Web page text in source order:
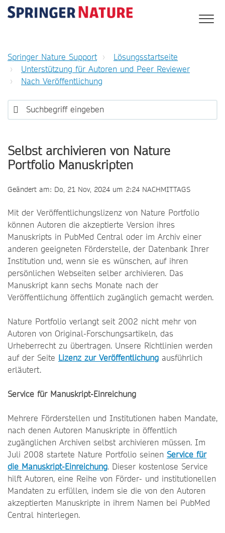
Springer Nature Support
Lösungsstartseite
Unterstützung für Autoren und Peer Reviewer
Nach Veröffentlichung
Selbst archivieren von Nature
Portfolio Manuskripten
Geändert am: Do, 21 Nov, 2024 um 2:24 NACHMITTAGS
Mit der Veröffentlichungslizenz von Nature Portfolio
können Autoren die akzeptierte Version ihres
Manuskripts in PubMed Central oder im Archiv einer
anderen geeigneten Förderstelle, der Datenbank Ihrer
Institution und, wenn sie es wünschen, auf ihren
persönlichen Webseiten selber archivieren. Das
Manuskript kann sechs Monate nach der
Veröffentlichung öffentlich zugänglich gemacht werden.
Nature Portfolio verlangt seit 2002 nicht mehr von
Autoren von Original-Forschungsartikeln, das
Urheberrecht zu übertragen. Unsere Richtlinien werden
auf der Seite Lizenz zur Veröffentlichung ausführlich
erläutert.
Service für Manuskript-Einreichung
Mehrere Förderstellen und Institutionen haben Mandate,
nach denen Autoren Manuskripte in öffentlich
zugänglichen Archiven selbst archivieren müssen. Im
Juli 2008 startete Nature Portfolio seinen Service für
die Manuskript-Einreichung. Dieser kostenlose Service
hilft Autoren, eine Reihe von Förder- und institutionellen
Mandaten zu erfüllen, indem sie die von den Autoren
akzeptierten Manuskripte in ihrem Namen bei PubMed
Central hinterlegen.